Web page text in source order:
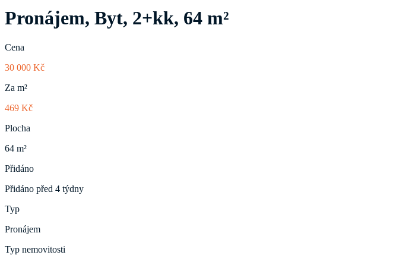
Pronájem, Byt, 2+kk, 64 m²
Cena
30 000 Kč
Za m²
469 Kč
Plocha
64 m²
Přidáno
Přidáno před 4 týdny
Typ
Pronájem
Typ nemovitosti